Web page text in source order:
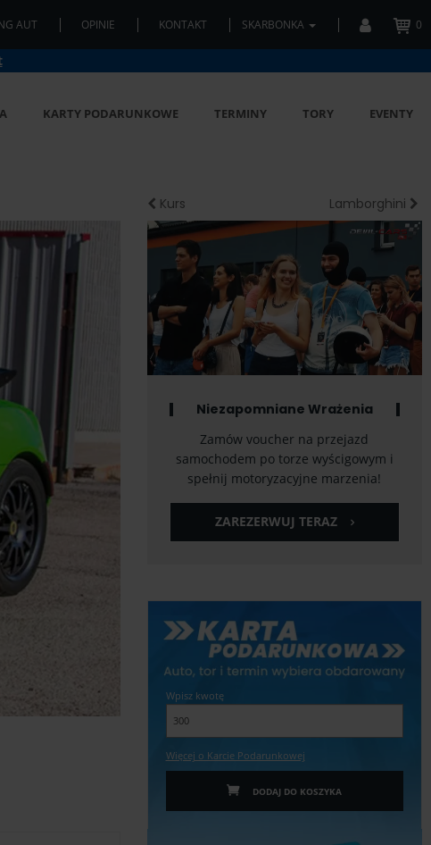
AUT OPINIE KONTAKT SKARBONKA 0
KARTY PODARUNKOWE TERMINY TORY EVENTY
Kurs Lamborghini
Niezapomniane Wrażenia
Zamów voucher na przejazd
samochodem po torze wyścigowym i
spełnij motoryzacyjne marzenia!
ZAREZERWUJ TERAZ
Wpisz kwotę
Więcej o Karcie Podarunkowej
DODAJ DO KOSZYKA